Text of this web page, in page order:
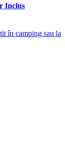
Inclus
în camping sau la